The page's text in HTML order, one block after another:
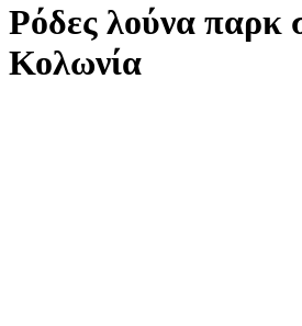
Ρόδες λούνα παρκ
Κολωνία